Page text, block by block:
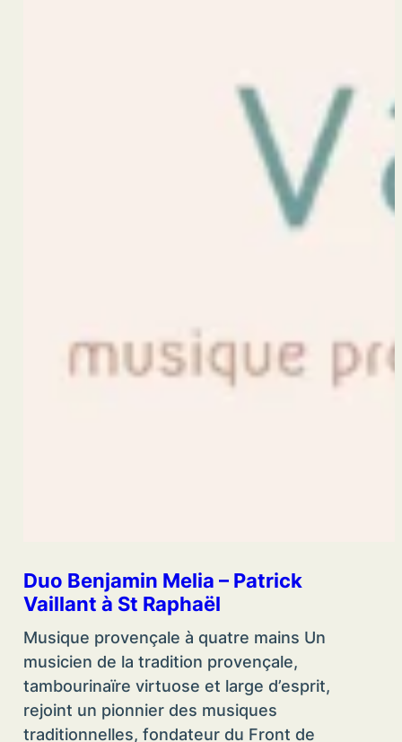
Duo Benjamin Melia – Patrick
Vaillant à St Raphaël
Musique provençale à quatre mains Un
musicien de la tradition provençale,
tambourinaïre virtuose et large d’esprit,
rejoint un pionnier des musiques
traditionnelles, fondateur du Front de